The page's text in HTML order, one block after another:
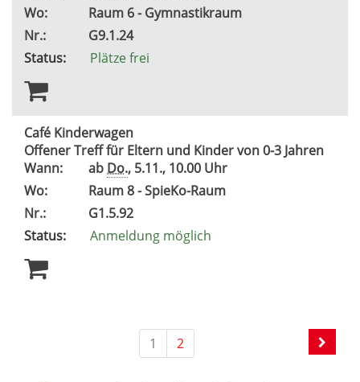
Wo:
Raum 6 - Gymnastikraum
Nr.:
G9.1.24
Status:
Plätze frei
Café Kinderwagen
Offener Treff für Eltern und Kinder von 0-3 Jahren
Wann:
ab Do., 5.11., 10.00 Uhr
Wo:
Raum 8 - SpieKo-Raum
Nr.:
G1.5.92
Status:
Anmeldung möglich
1 2